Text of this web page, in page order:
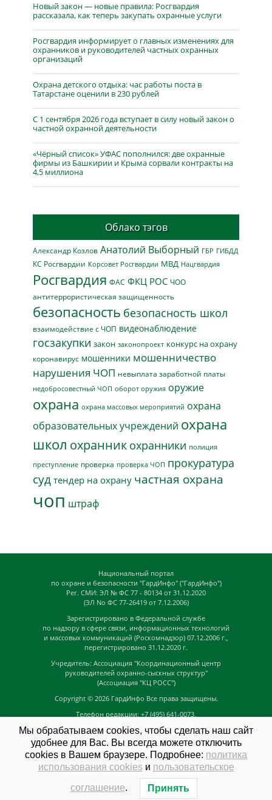
Новый закон — новые правила: Росгвардия
рассказала, как теперь закупать охранные услуги
Росгвардия информирует о главных изменениях для
охранников и руководителей частных охранных
организаций
Охрана детского отдыха: час работы поста в
Татарстане оценили в 230 рублей
С 1 сентября 2026 года вступает в силу новый закон о
частной охранной деятельности
«Чёрный список» УФАС пополнился: две охранные
фирмы из Башкирии и Крыма сорвали контракты на
4,5 миллиона
Облако тэгов
Александр Козлов Анатолий Выборный ГБР ГИБДД
КС Росгвардии Корсовет Росгвардии МВД Нацгвардия
Росгвардия ФАС ФКЦ РОС ЧОО
антитеррористическая защищенность
безопасность безопасность школ
взаимодействие с ЧОП видеонаблюдение
госзакупки закон законопроект конкурс на охрану
коронавирус мошенники мошенничество
нарушения ЧОП невыплата заработной платы
недобросовестный ЧОП оборот оружия оружие
охрана охрана массовых мероприятий охрана
образовательных учреждений охрана
школ охранник охранники полиция
преступление проверка проверка ЧОП прокуратура
суд тендер на охрану частная охрана
чоп штраф
Национальный портал
по охране и безопасности "ГардИнфо" ("ГардИнфо")
Рег. СМИ: ЭЛ № ФС 77 - 80134 от 31.12.2020
(ЭЛ No ФС 77-26419 от 7.12.2006)
Зарегистрировано в Федеральной службе
по надзору в сфере связи, информационных технологий
и массовых коммуникаций (Роскомнадзор) 07.12.2006 г.,
перегистрировано 31.12.2020 г.
Учредитель: Ассоциация "Координационный центр
руководителей охранно-сыскных структур"
(Ассоциация "КЦ РОСС")
Copyright © 2026 ГардИнфо Все права защищены.
Телефон редакции: +7 (495) 641-0073,
news@guardinfo.online
Главный редактор: Кузьмин Д.А.
На сайте могут быть размещены
GuardInfo based on Catch Adaptive byCatch Themes
Мы обрабатываем cookies, чтобы сделать наш сайт
удобнее для Вас. Вы всегда можете отключить
cookies в Вашем браузере. Подробнее: политика
использования cookiesи пользовательское
соглашение. Принять